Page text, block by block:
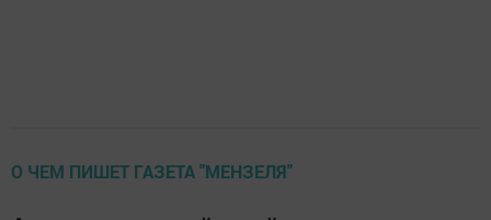
О ЧЕМ ПИШЕТ ГАЗЕТА "МЕНЗЕЛЯ"